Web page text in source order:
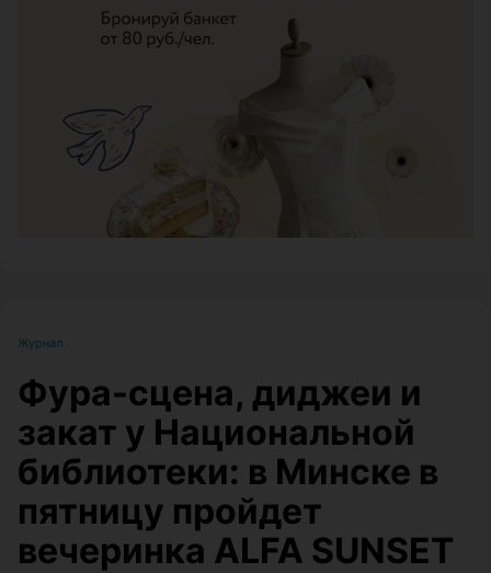
Журнал
Фура-сцена, диджеи и
закат у Национальной
библиотеки: в Минске в
пятницу пройдет
вечеринка ALFA SUNSET